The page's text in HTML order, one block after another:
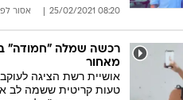
08:20 25/02/2021 אסור
רכשה שמלה "חמודה"
מאחור
אושיית רשת הציגה
טעות קריטית ששמה לב